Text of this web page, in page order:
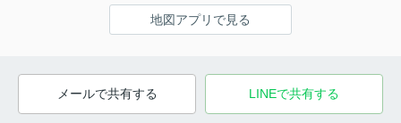
地図アプリで見る
メールで共有する LINEで共有する